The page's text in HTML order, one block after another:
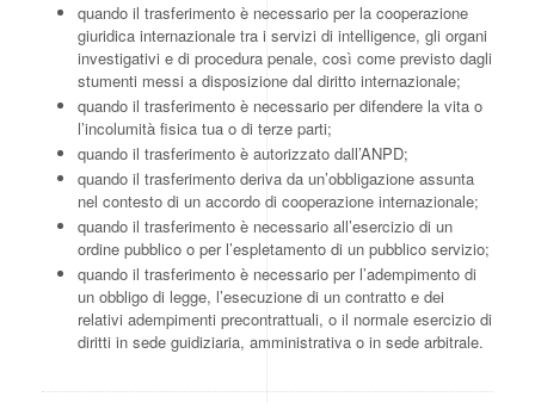
quando il trasferimento è necessario per la cooperazione
giuridica internazionale tra i servizi di intelligence, gli organi
investigativi e di procedura penale, così come previsto dagli
stumenti messi a disposizione dal diritto internazionale;
quando il trasferimento è necessario per difendere la vita o
l’incolumità fisica tua o di terze parti;
quando il trasferimento è autorizzato dall’ANPD;
quando il trasferimento deriva da un’obbligazione assunta
nel contesto di un accordo di cooperazione internazionale;
quando il trasferimento è necessario all’esercizio di un
ordine pubblico o per l’espletamento di un pubblico servizio;
quando il trasferimento è necessario per l’adempimento di
un obbligo di legge, l’esecuzione di un contratto e dei
relativi adempimenti precontrattuali, o il normale esercizio di
diritti in sede guidiziaria, amministrativa o in sede arbitrale.